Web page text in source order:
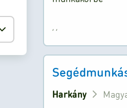
Harkány